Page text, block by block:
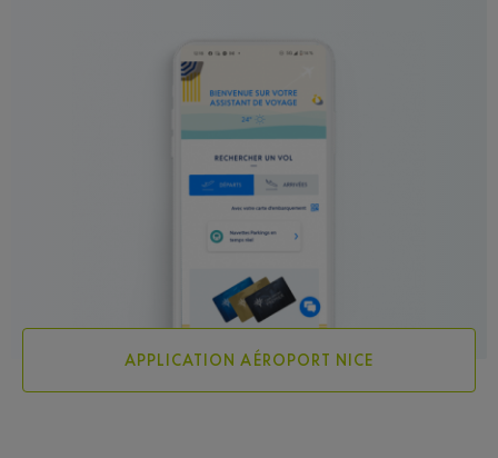
APPLICATION AÉROPORT NICE